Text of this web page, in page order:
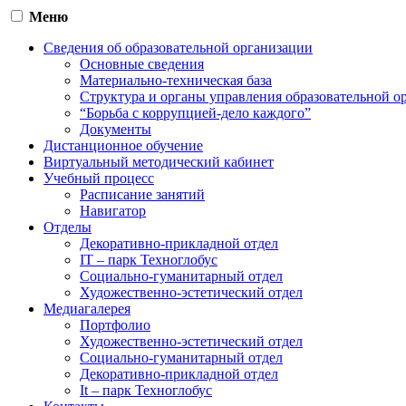
Меню
Сведения об образовательной организации
Основные сведения
Материально-техническая база
Структура и органы управления образовательной
“Борьба с коррупцией-дело каждого”
Документы
Дистанционное обучение
Виртуальный методический кабинет
Учебный процесс
Расписание занятий
Навигатор
Отделы
Декоративно-прикладной отдел
IT – парк Техноглобус
Социально-гуманитарный отдел
Художественно-эстетический отдел
Медиагалерея
Портфолио
Художественно-эстетический отдел
Социально-гуманитарный отдел
Декоративно-прикладной отдел
It – парк Техноглобус